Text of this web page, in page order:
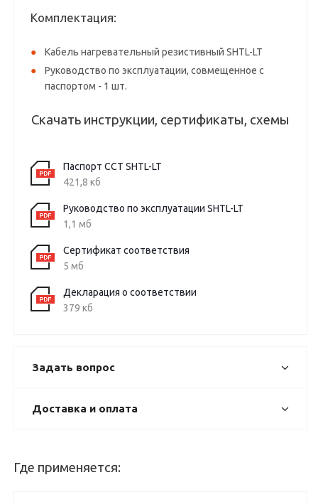
Комплектация:
Кабель нагревательный резистивный SHTL-LT
Руководство по эксплуатации, совмещенное с
паспортом - 1 шт.
Скачать инструкции, сертификаты, схемы
Паспорт ССТ SHTL-LT
421,8 кб
Руководство по эксплуатации SHTL-LT
1,1 мб
Сертификат соответствия
5 мб
Декларация о соответствии
379 кб
Задать вопрос
Доставка и оплата
Где применяется: